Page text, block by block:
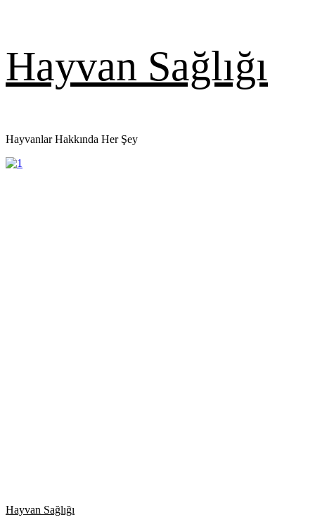
Hayvan Sağlığı
Hayvanlar Hakkında Her Şey
Primary
Hayvan Sağlığı